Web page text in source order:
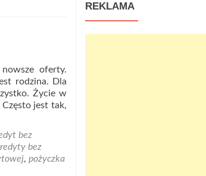
oferty.
rodzina. Dla
Życie w
jest tak,
bez
bez
, pożyczka
REKLAMA